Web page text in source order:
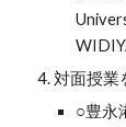
対面授業
○豊永